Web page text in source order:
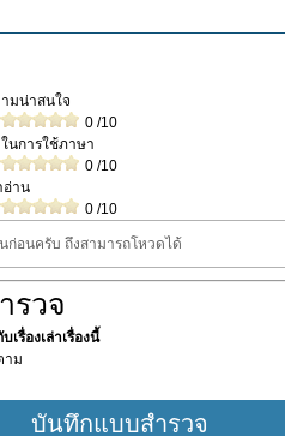
ามน่าสนใจ
0/10
นการใช้ภาษา
0/10
อ่าน
0/10
ก่อนครับ ถึงสามารถโหวดได้
รวจ
รื่องเล่าเรื่องนี้
าม